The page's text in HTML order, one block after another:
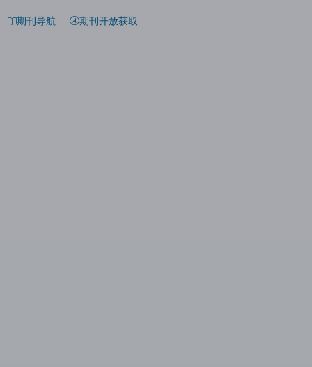
期刊导航 期刊开放获取